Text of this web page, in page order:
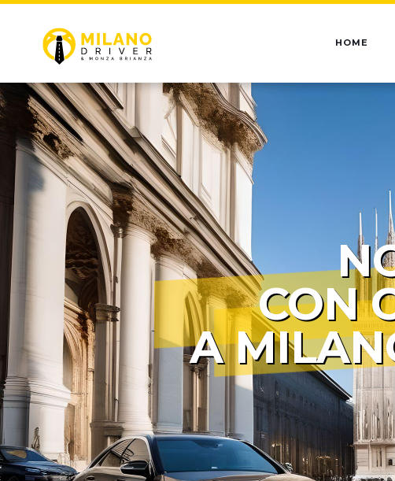
HOME
CON
A